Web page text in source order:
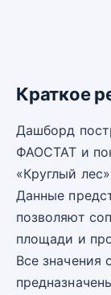
Краткое
Дашборд
ФАОСТАТ и
«Круглый
Данные
позволяют
площади и
Все значения